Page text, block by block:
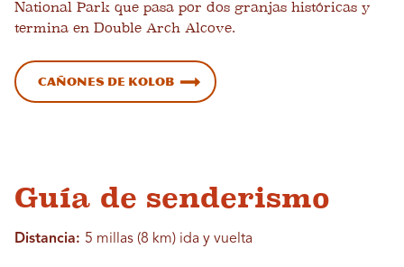
National Park que pasa por dos granjas históricas y
termina en Double Arch Alcove.
Cañones de Kolob
Guía de senderismo
Distancia: 5 millas (8 km) ida y vuelta